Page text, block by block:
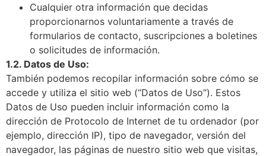
Cualquier otra información que decidas
proporcionarnos voluntariamente a través de
formularios de contacto, suscripciones a boletines
o solicitudes de información.
1.2. Datos de Uso:
También podemos recopilar información sobre cómo se
accede y utiliza el sitio web (“Datos de Uso”). Estos
Datos de Uso pueden incluir información como la
dirección de Protocolo de Internet de tu ordenador (por
ejemplo, dirección IP), tipo de navegador, versión del
navegador, las páginas de nuestro sitio web que visitas,